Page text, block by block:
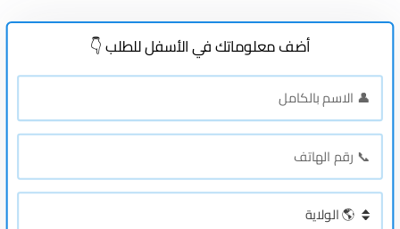
أضف معلوماتك في الأسفل للطلب 👇